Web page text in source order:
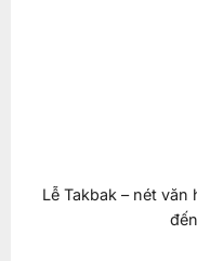
Lễ Takbak – nét